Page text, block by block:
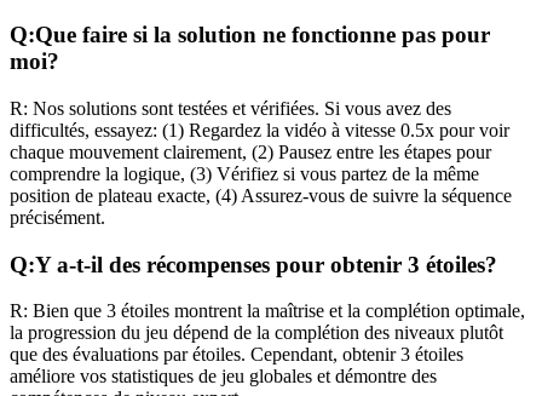
Q:Que faire si la solution ne fonctionne pas pour
moi?
R: Nos solutions sont testées et vérifiées. Si vous avez des
difficultés, essayez: (1) Regardez la vidéo à vitesse 0.5x pour voir
chaque mouvement clairement, (2) Pausez entre les étapes pour
comprendre la logique, (3) Vérifiez si vous partez de la même
position de plateau exacte, (4) Assurez-vous de suivre la séquence
précisément.
Q:Y a-t-il des récompenses pour obtenir 3 étoiles?
R: Bien que 3 étoiles montrent la maîtrise et la complétion optimale,
la progression du jeu dépend de la complétion des niveaux plutôt
que des évaluations par étoiles. Cependant, obtenir 3 étoiles
améliore vos statistiques de jeu globales et démontre des